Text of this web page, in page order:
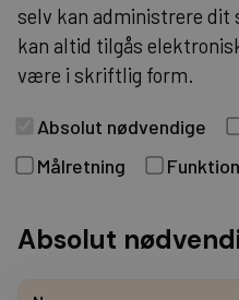
selv kan administrere dit
kan altid tilgås
være i skriftlig form.
Absolut nødvendige
Målretning
Absolut